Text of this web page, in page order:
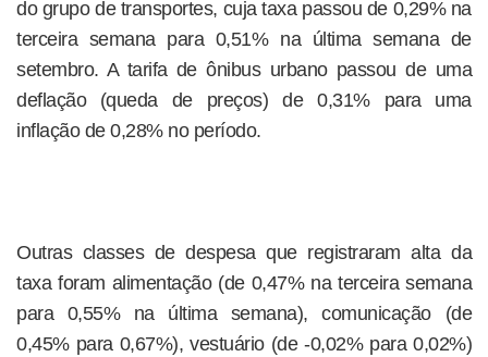
do grupo de transportes, cuja taxa passou de 0,29% na
terceira semana para 0,51% na última semana de
setembro. A tarifa de ônibus urbano passou de uma
deflação (queda de preços) de 0,31% para uma
inflação de 0,28% no período.
Outras classes de despesa que registraram alta da
taxa foram alimentação (de 0,47% na terceira semana
para 0,55% na última semana), comunicação (de
0,45% para 0,67%), vestuário (de -0,02% para 0,02%)